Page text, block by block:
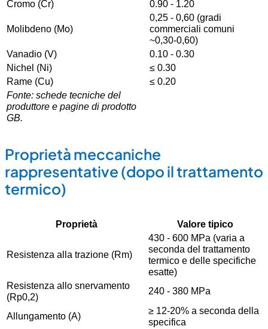
Cromo (Cr) 0.90 - 1.20
Molibdeno (Mo)
0,25 - 0,60 (gradi
commerciali comuni
~0,30-0,60)
Vanadio (V)
0.10 - 0.30
Nichel (Ni)
≤ 0.30
Rame (Cu)
≤ 0.20
Fonte: schede tecniche del
produttore e pagine di prodotto
GB.
Proprietà meccaniche
rappresentative (dopo il trattamento
termico)
Proprietà Valore tipico
Resistenza alla trazione (Rm)
430 - 600 MPa (varia a
seconda del trattamento
termico e delle specifiche
esatte)
Resistenza allo snervamento
(Rp0,2)
240 - 380 MPa
Allungamento (A)
≥ 12-20% a seconda della
specifica